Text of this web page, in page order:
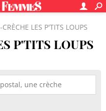
LES P'TITS LOUPS
P'TITS LOUPS